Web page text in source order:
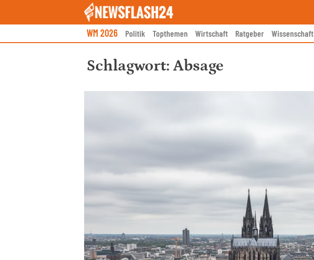
WM 2026 Politik Topthemen Wirtschaft Ratgeber Wissenschaft
Schlagwort: Absage